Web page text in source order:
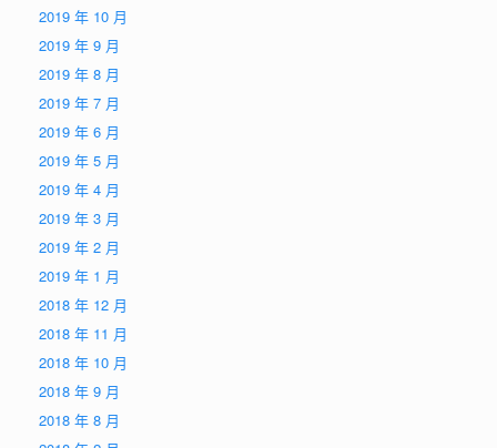
2019 年 10 月
2019 年 9 月
2019 年 8 月
2019 年 7 月
2019 年 6 月
2019 年 5 月
2019 年 4 月
2019 年 3 月
2019 年 2 月
2019 年 1 月
2018 年 12 月
2018 年 11 月
2018 年 10 月
2018 年 9 月
2018 年 8 月